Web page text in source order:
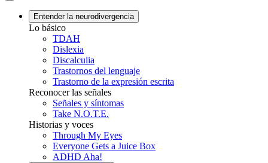
Entender la neurodivergencia
Lo básico
TDAH
Dislexia
Discalculia
Trastornos del lenguaje
Trastorno de la expresión escrita
Reconocer las señales
Señales y síntomas
Take N.O.T.E.
Historias y voces
Through My Eyes
Everyone Gets a Juice Box
ADHD Aha!